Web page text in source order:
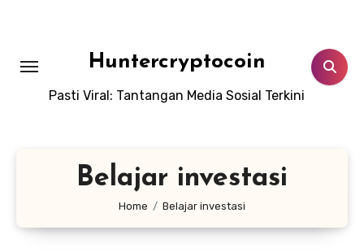
Huntercryptocoin
Pasti Viral: Tantangan Media Sosial Terkini
Belajar investasi
Home Belajar investasi